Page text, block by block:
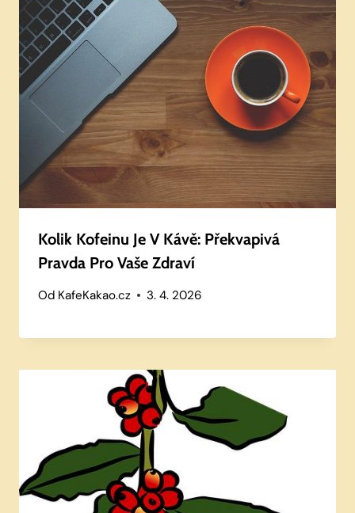
Kolik Kofeinu Je V Kávě: Překvapivá
Pravda Pro Vaše Zdraví
Od KafeKakao.cz 3. 4. 2026